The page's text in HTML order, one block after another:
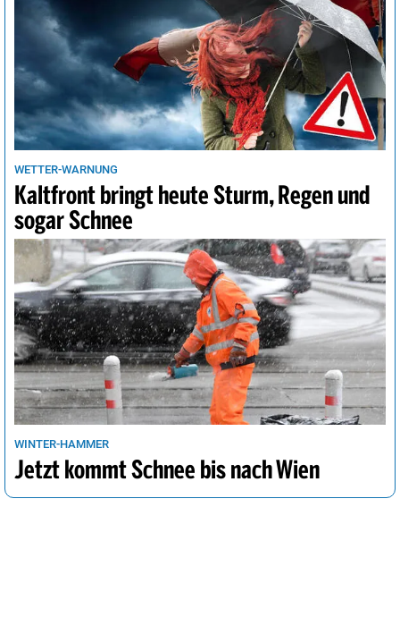
WETTER-WARNUNG
Kaltfront bringt heute Sturm, Regen und
sogar Schnee
WINTER-HAMMER
Jetzt kommt Schnee bis nach Wien